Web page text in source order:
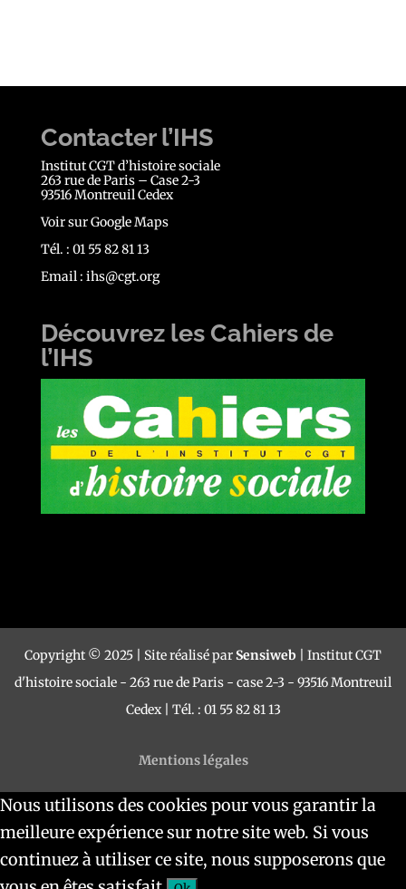
Contacter l’IHS
Institut CGT d’histoire sociale
263 rue de Paris – Case 2-3
93516 Montreuil Cedex
Voir sur Google Maps
Tél. : 01 55 82 81 13
Email : ihs@cgt.org
Découvrez les Cahiers de
l’IHS
Copyright © 2025 | Site réalisé parSensiweb | Institut CGT
d'histoire sociale - 263 rue de Paris - case 2-3 - 93516 Montreuil
Cedex | Tél. : 01 55 82 81 13
Mentions légales
Nous utilisons des cookies pour vous garantir la
meilleure expérience sur notre site web. Si vous
continuez à utiliser ce site, nous supposerons que